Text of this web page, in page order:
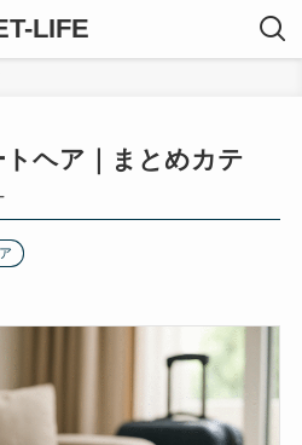
LIFE
ヘア｜まとめカテ